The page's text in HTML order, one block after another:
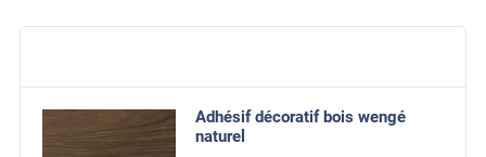
Adhésif décoratif bois wengé
naturel